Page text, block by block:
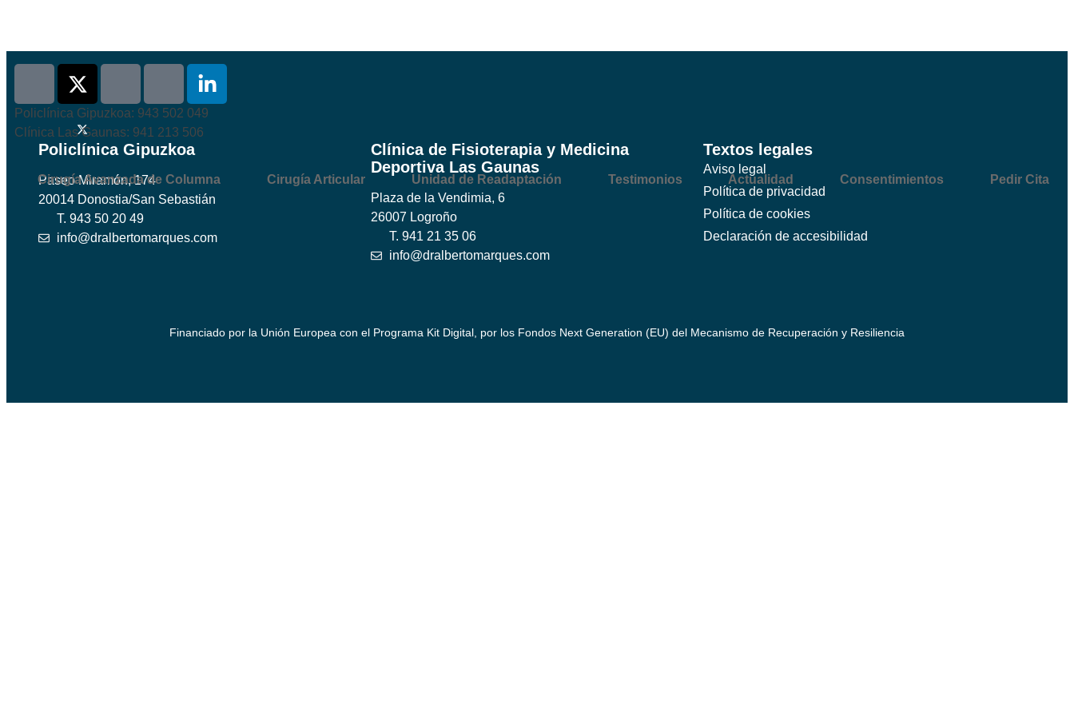
Policlínica Gipuzkoa: 943 502 049
Clínica Las Gaunas: 941 213 506
Cirugía Avanzada de Columna Cirugía Articular Unidad de Readaptación Testimonios Actualidad Consentimientos Pedir Cita
Policlínica Gipuzkoa
Paseo Miramón, 174
20014 Donostia/San Sebastián
T. 943 50 20 49
info@dralbertomarques.com
Clínica de Fisioterapia y Medicina
Deportiva Las Gaunas
Plaza de la Vendimia, 6
26007 Logroño
T. 941 21 35 06
info@dralbertomarques.com
Textos legales
Aviso legal
Política de privacidad
Política de cookies
Declaración de accesibilidad
Financiado por la Unión Europea con el Programa Kit Digital, por los Fondos Next Generation (EU) del Mecanismo de Recuperación y Resiliencia